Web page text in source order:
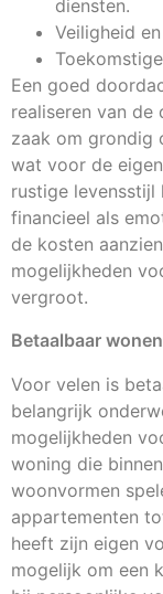
diensten.
Veiligheid
Een goed
realiseren van de
zaak om grondig
wat voor de
rustige levensstijl
financieel als
de kosten
mogelijkheden
vergroot.
Betaalbaar
Voor velen is
belangrijk
mogelijkheden
woning die
woonvormen
appartementen
heeft zijn eigen
mogelijk om een